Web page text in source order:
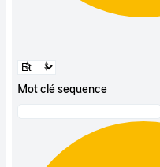
Mot clé sequence